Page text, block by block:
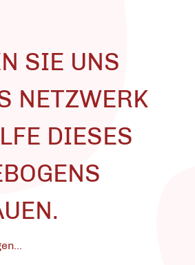
SIE UNS
NETZWERK
DIESES